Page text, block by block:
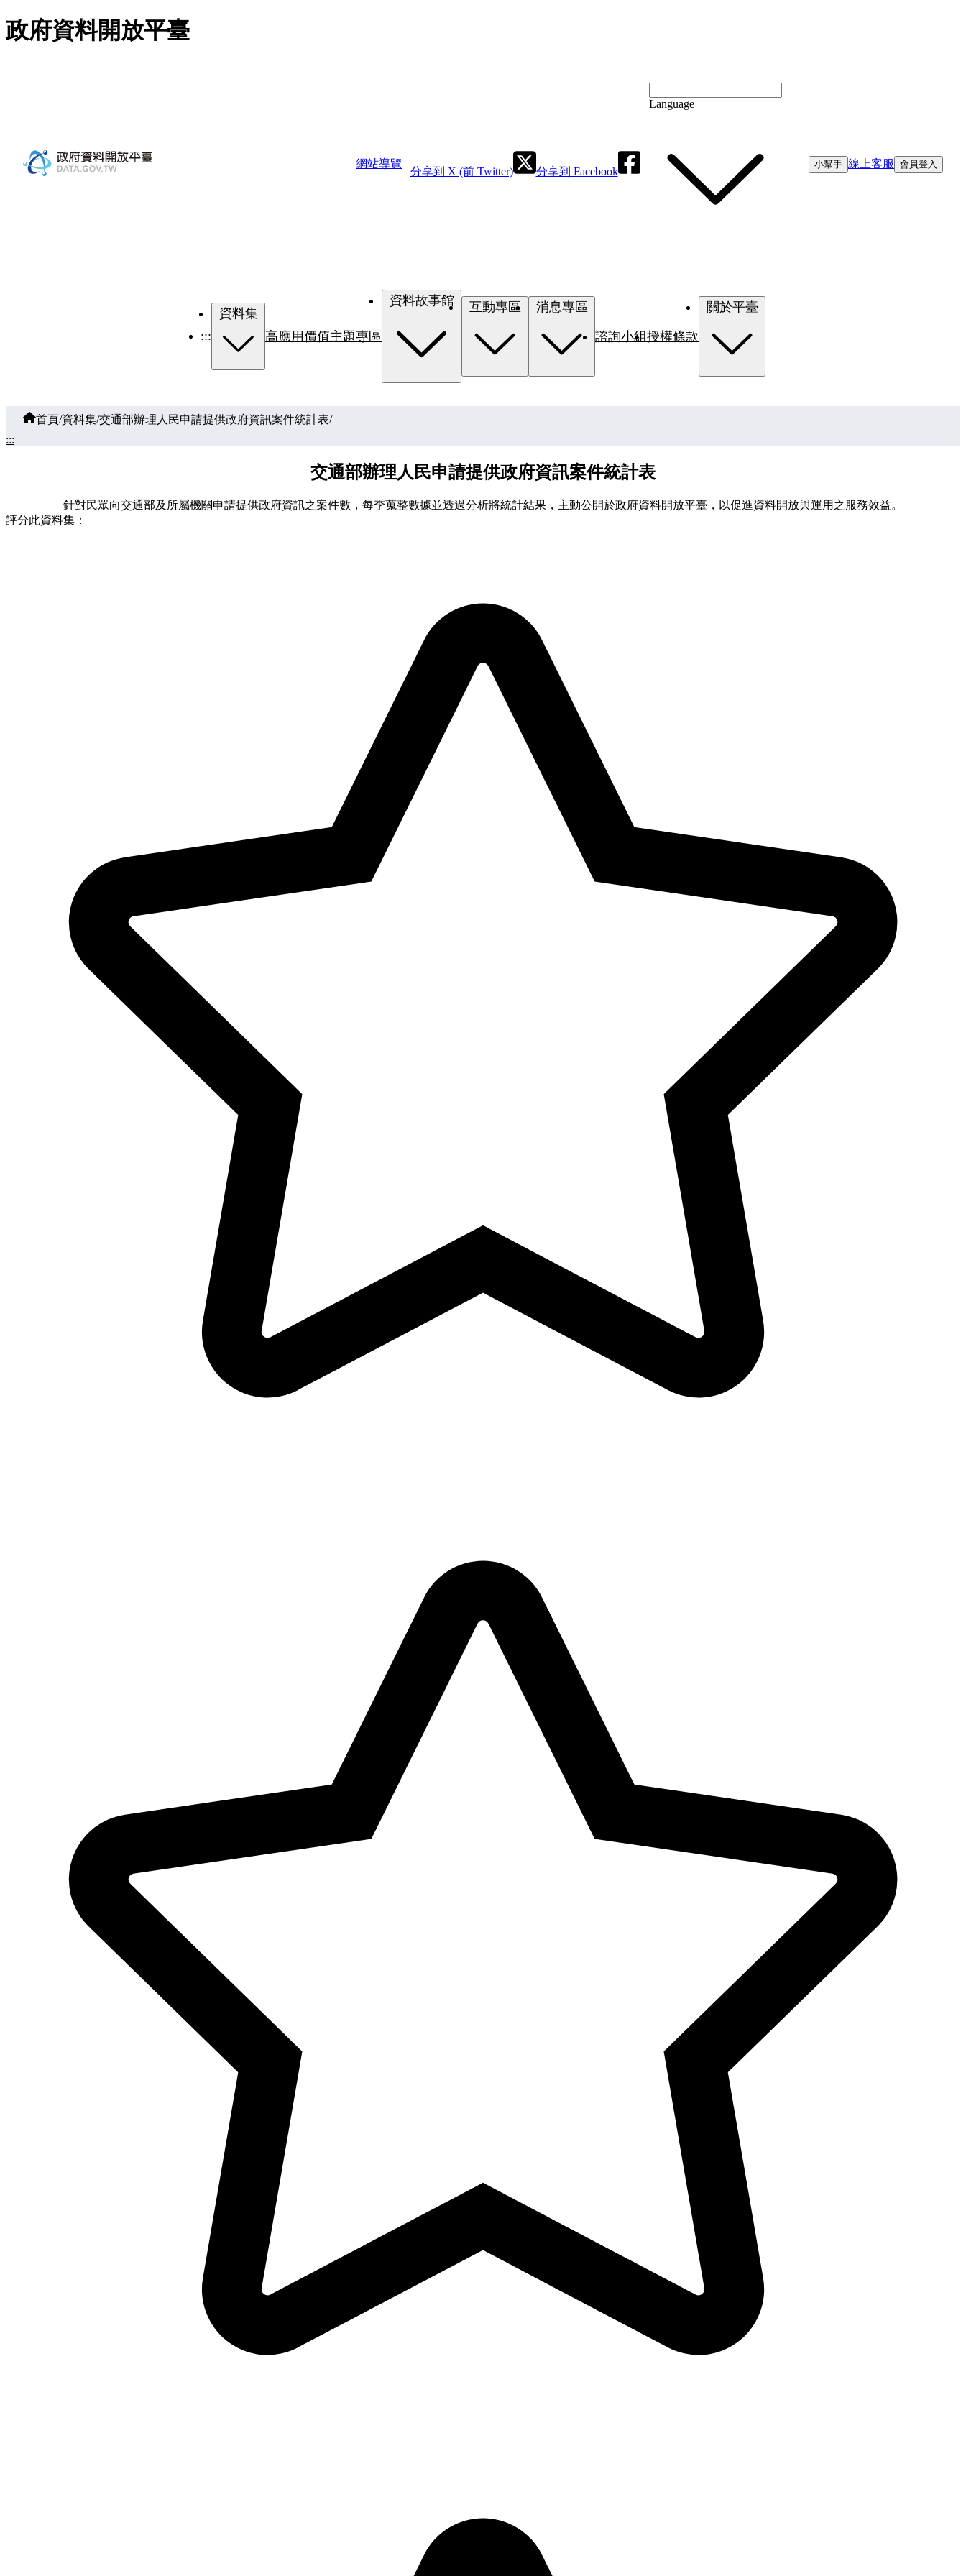
跳至主要內容
政府資料開放平臺
網站導覽
分享到 X (前 Twitter) 分享到 Facebook
Language
小幫手 線上客服 會員登入
:::
資料集
高應用價值主題專區
資料故事館
諮詢小組授權條款
首頁/資料集/交通部辦理人民申請提供政府資訊案件統計表/
:::
交通部辦理人民申請提供政府資訊案件統計表
針對民眾向交通部及所屬機關申請提供政府資訊之案件數，每季蒐整數據並透過分析將統計結果，主動公開於政府資料開放平臺，以促進資料開放與運用之服務效益。
評分此資料集：